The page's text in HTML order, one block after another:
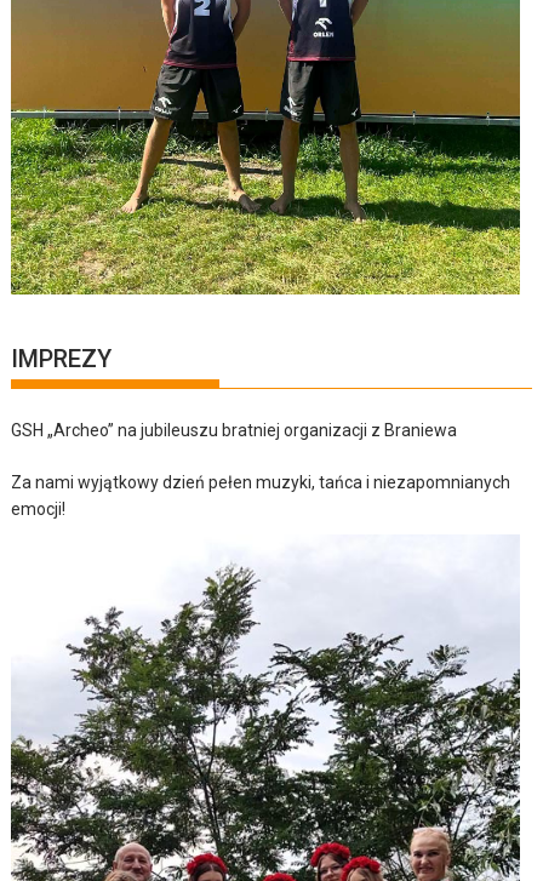
IMPREZY
GSH „Archeo” na jubileuszu bratniej organizacji z Braniewa
Za nami wyjątkowy dzień pełen muzyki, tańca i niezapomnianych
emocji!